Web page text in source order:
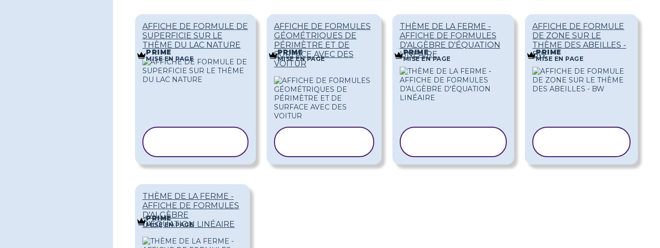
AFFICHE DE FORMULE DE
SUPERFICIE SUR LE
THÈME DU LAC NATURE
PRIME
MISE EN PAGE
AFFICHE DE FORMULES
GÉOMÉTRIQUES DE
PÉRIMÈTRE ET DE
SURFACE AVEC DES
VOITUR
PRIME
MISE EN PAGE
THÈME DE LA FERME -
AFFICHE DE FORMULES
D'ALGÈBRE D'ÉQUATION
LINÉAIRE
PRIME
MISE EN PAGE
AFFICHE DE FORMULE
DE ZONE SUR LE
THÈME DES ABEILLES -
BW
PRIME
MISE EN PAGE
THÈME DE LA FERME -
AFFICHE DE FORMULES
D'ALGÈBRE
D'ÉQUATION LINÉAIRE
PRIME
MISE EN PAGE